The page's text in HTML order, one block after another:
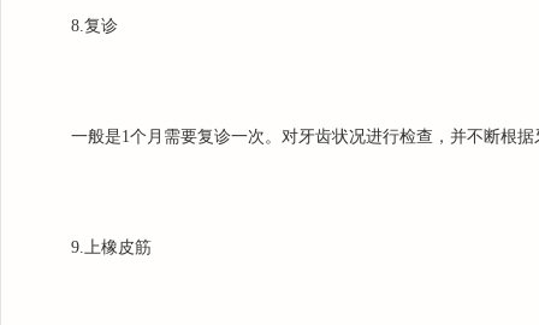
8.复诊
一般是1个月需要复诊一次。对牙齿状况进行检查，并不断根
9.上橡皮筋